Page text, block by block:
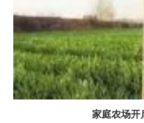
家庭农场开